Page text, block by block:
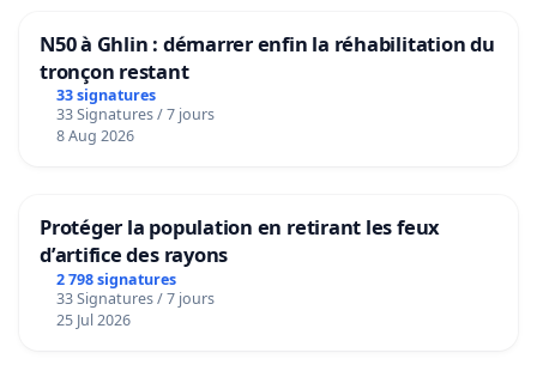
N50 à Ghlin : démarrer enfin la réhabilitation du
tronçon restant
33 signatures
33 Signatures / 7 jours
8 Aug 2026
Protéger la population en retirant les feux
d’artifice des rayons
2 798 signatures
33 Signatures / 7 jours
25 Jul 2026